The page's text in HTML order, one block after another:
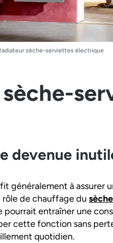
sèche-serviettes électrique
devenue
généralement à assurer
rôle de chauffage du
entraîner une
cette fonction sans
quotidien.